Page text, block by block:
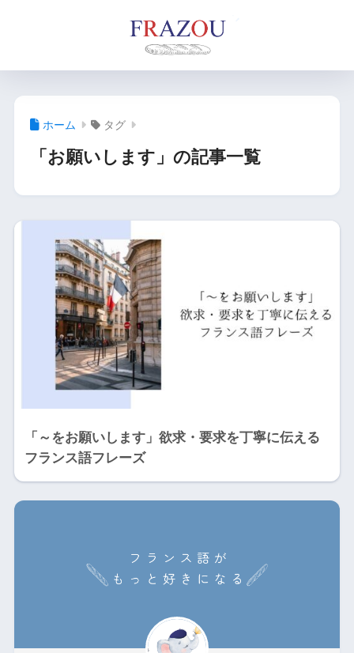
ホーム タグ
「お願いします」の記事一覧
「～をお願いします」欲求・要求を丁寧に伝える
フランス語フレーズ